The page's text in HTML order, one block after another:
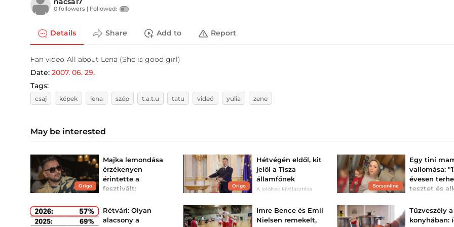
0 followers | Followed:
Details Share Add to Report
Fan video-All about Lena (She is good girl)
Date: 2007. 06. 29.
Tags:
csaj képek lena szép t.a.t.u tatu videó yulia zene
May be interested
Origo
Majka lemondása
érzékenyen
érintette a
fesztivált:
szervezők
A koncert elmaradása a
látogatószámon is
Origo
Hétvégén eldől, kit
jelöl a Tisza
államfőnek
A jelöltek kiválasztása
Borsonline
Egy tini
vallomása:
évesen
tesztet és
barátnőm
13 évesen esett
évesen pedig
Rétvári: Olyan
alacsony a
Imre Bence és Emil
Nielsen remekelt,
Tűzveszély a
konyhában: